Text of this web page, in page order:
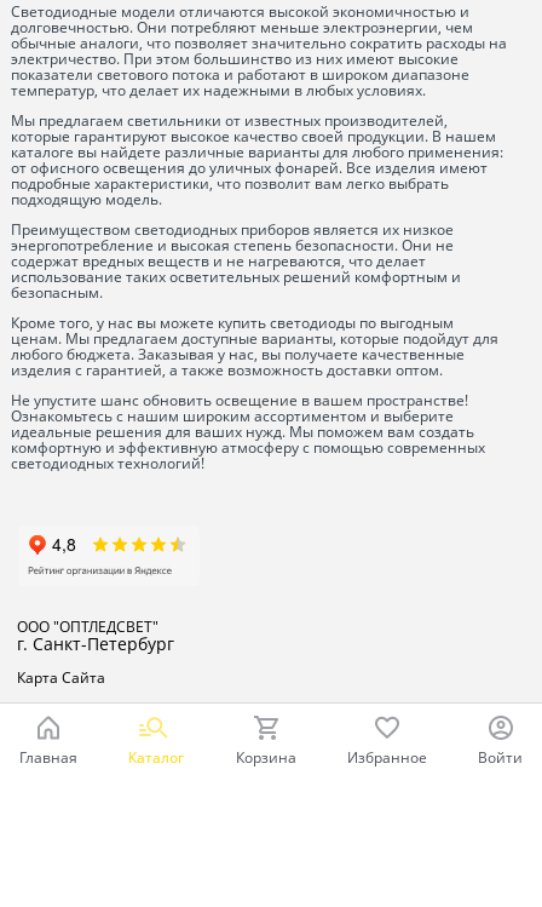
Светодиодные модели отличаются высокой экономичностью и
долговечностью. Они потребляют меньше электроэнергии, чем
обычные аналоги, что позволяет значительно сократить расходы на
электричество. При этом большинство из них имеют высокие
показатели светового потока и работают в широком диапазоне
температур, что делает их надежными в любых условиях.
Мы предлагаем светильники от известных производителей,
которые гарантируют высокое качество своей продукции. В нашем
каталоге вы найдете различные варианты для любого применения:
от офисного освещения до уличных фонарей. Все изделия имеют
подробные характеристики, что позволит вам легко выбрать
подходящую модель.
Преимуществом светодиодных приборов является их низкое
энергопотребление и высокая степень безопасности. Они не
содержат вредных веществ и не нагреваются, что делает
использование таких осветительных решений комфортным и
безопасным.
Кроме того, у нас вы можете купить светодиоды по выгодным
ценам. Мы предлагаем доступные варианты, которые подойдут для
любого бюджета. Заказывая у нас, вы получаете качественные
изделия с гарантией, а также возможность доставки оптом.
Не упустите шанс обновить освещение в вашем пространстве!
Ознакомьтесь с нашим широким ассортиментом и выберите
идеальные решения для ваших нужд. Мы поможем вам создать
комфортную и эффективную атмосферу с помощью современных
светодиодных технологий!
ООО "ОПТЛЕДСВЕТ"
г. Санкт-Петербург
Карта Сайта
Главная Каталог Корзина Избранное Войти